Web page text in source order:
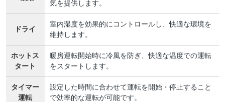
気を提供します。
ドライ
室内湿度を効果的にコントロールし、快適な環境を
維持します。
ホットス
タート
暖房運転開始時に冷風を防ぎ、快適な温度での運転
をスタートします。
タイマー
運転
設定した時間に合わせて運転を開始・停止すること
で効率的な運転が可能です。